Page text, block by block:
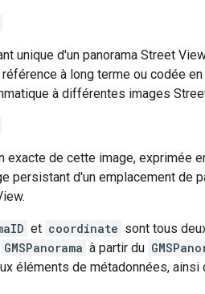
unique d'un panorama Street
référence à long terme ou codée en
à différentes images
exacte de cette image, exprimée
persistant d'un emplacement de
et coordinate sont tous
GMSPanorama à partir du
éléments de métadonnées,